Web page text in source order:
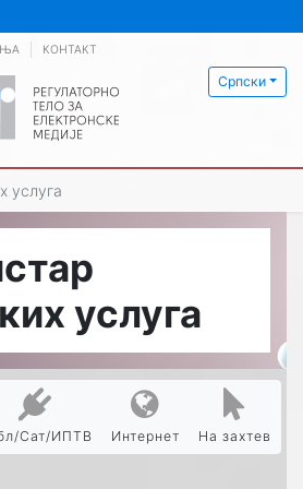
Српски
КОНТАКТ
услуга
услуга
Сат/ИПТВ Интернет На захтев